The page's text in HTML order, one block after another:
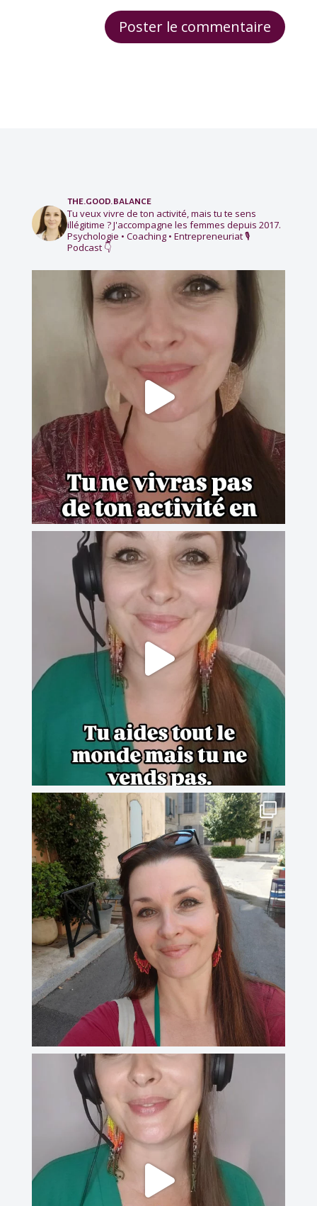
the.good.balance
Tu veux vivre de ton activité, mais tu te sens
illégitime ?J'accompagne les femmes depuis 2017.
Psychologie • Coaching • Entrepreneuriat🎙️
Podcast 👇